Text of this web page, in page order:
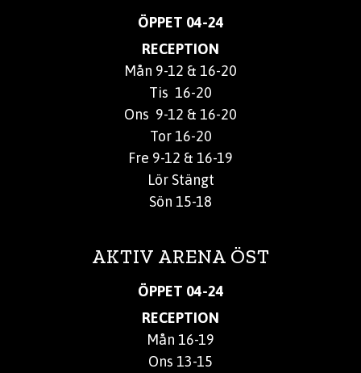
ÖPPET 04-24
RECEPTION
Mån 9-12 & 16-20
Tis 16-20
Ons 9-12 & 16-20
Tor 16-20
Fre 9-12 & 16-19
Lör Stängt
Sön 15-18
AKTIV ARENA ÖST
ÖPPET 04-24
RECEPTION
Mån 16-19
Ons 13-15